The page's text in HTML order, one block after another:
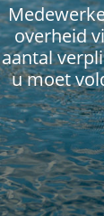
overheid
aantal
u moet